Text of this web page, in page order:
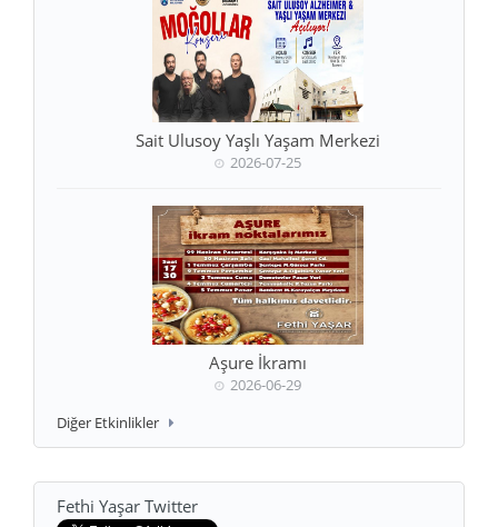
Sait Ulusoy Yaşlı Yaşam Merkezi
2026-07-25
Aşure İkramı
2026-06-29
Diğer Etkinlikler
Fethi Yaşar Twitter